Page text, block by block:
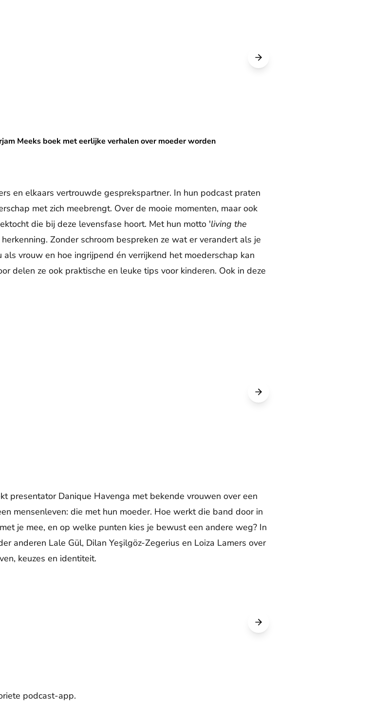
Meeks boek met eerlijke verhalen over moeder worden
met eerlijke verhalen over moeder worden
en elkaars vertrouwde gesprekspartner. In hun podcast praten
met zich meebrengt. Over de mooie momenten, maar ook
die bij deze levensfase hoort. Met hun motto 'living the
Zonder schroom bespreken ze wat er verandert als je
vrouw en hoe ingrijpend én verrijkend het moederschap kan
delen ze ook praktische en leuke tips voor kinderen. Ook in deze
presentator Danique Havenga met bekende vrouwen over een
mensenleven: die met hun moeder. Hoe werkt die band door in
je mee, en op welke punten kies je bewust een andere weg? In
anderen Lale Gül, Dilan Yeşilgöz-Zegerius en Loiza Lamers over
keuzes en identiteit.
podcast-app.